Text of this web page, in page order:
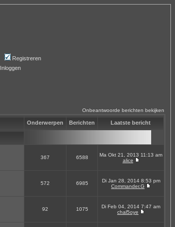
Registreren
Inloggen
Onbeantwoorde berichten bekijken
Onderwerpen Berichten Laatste bericht
367 6588
Ma Okt 21, 2013 11:13 am
alice
572 6985
Di Jan 28, 2014 8:53 pm
Commander.G
92 1075
Di Feb 04, 2014 7:47 am
chal5oye